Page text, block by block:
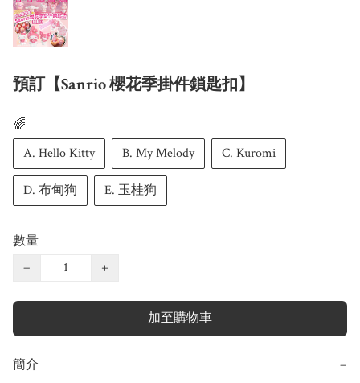
預訂【Sanrio 櫻花季掛件鎖匙扣】
🌈
A. Hello Kitty
B. My Melody C. Kuromi
D. 布甸狗 E. 玉桂狗
數量
−
+
加至購物車
簡介 −